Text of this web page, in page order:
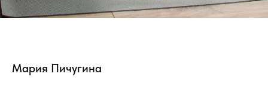
Мария Пичугина